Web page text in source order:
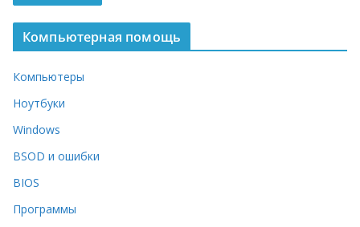
Компьютерная помощь
Компьютеры
Ноутбуки
Windows
BSOD и ошибки
BIOS
Программы